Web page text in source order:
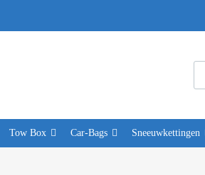
Tow Box Car-Bags Sneeuwkettingen